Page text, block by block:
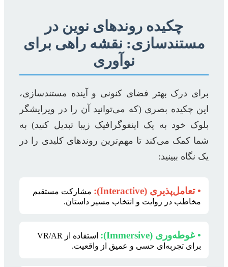
چکیده روندهای نوین در
مستندسازی: نقشه راهی برای
نوآوری
برای درک بهتر فضای کنونی و آینده مستندسازی،
این چکیده بصری (که می‌توانید آن را در ویرایشگر
بلوک خود به یک اینفوگرافیک زیبا تبدیل کنید) به
شما کمک می‌کند تا مهم‌ترین روندهای کلیدی را در
یک نگاه ببینید:
• تعامل‌پذیری (Interactive):
مشارکت مستقیم
مخاطب در روایت و انتخاب مسیر داستان.
• غوطه‌وری (Immersive):
استفاده از VR/AR
برای تجربه‌ای حسی و عمیق از واقعیت.